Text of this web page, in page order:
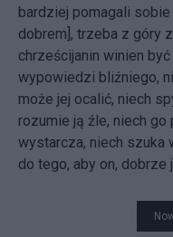
bardziej pomagali
dobrem], trzeba z góry
chrześcijanin winien
wypowiedzi bliźniego,
może jej ocalić, niech
rozumie ją źle, niech go
wystarcza, niech
do tego, aby on, dobrze